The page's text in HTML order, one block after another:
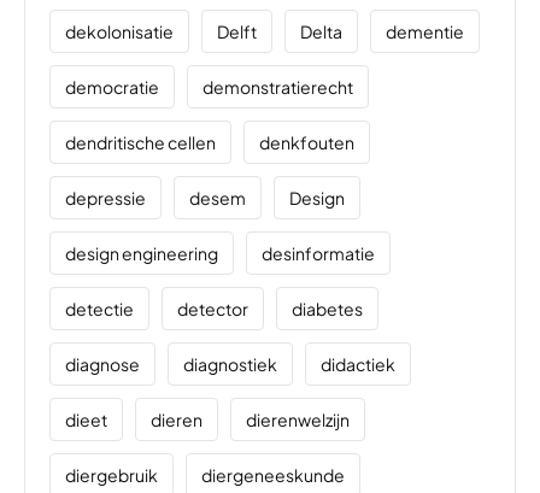
dekolonisatie Delft Delta dementie
democratie demonstratierecht
dendritische cellen denkfouten
depressie desem Design
design engineering desinformatie
detectie detector diabetes
diagnose diagnostiek didactiek
dieet dieren dierenwelzijn
diergebruik diergeneeskunde